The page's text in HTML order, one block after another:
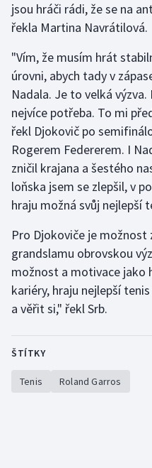
Veslování
Volejbal
Ostatní
jsou hráči rádi, že se na
řekla Martina Navrátilová.
"Vím, že musím hrát
úrovni, abych tady v
Nadala. Je to velká
nejvíce potřeba. To mi
řekl Djokovič po
Rogerem Federerem. I
zničil krajana a šestého
loňska jsem se zlepšil, v
hraju možná svůj nejlepší
Pro Djokoviče je možnost
grandslamu obrovskou
možnost a motivace jako
kariéry, hraju nejlepší
a věřit si," řekl Srb.
ŠTÍTKY
Tenis Roland Garros